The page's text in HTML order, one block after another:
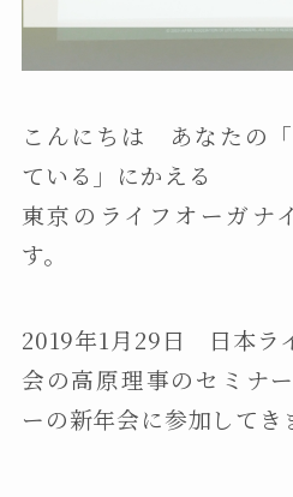
こんにちは あなたの
ている」にかえる
東京のライフオーガナ
す。
2019年1月29日 日本ラ
会の高原理事のセミナ
ーの新年会に参加してき